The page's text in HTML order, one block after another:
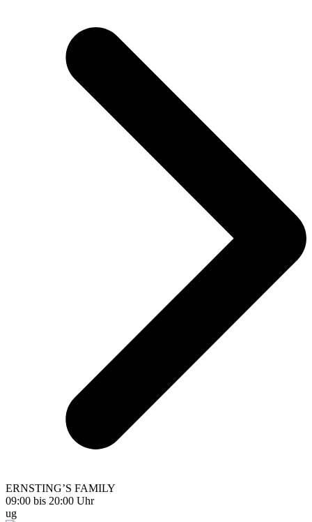
ERNSTING’S FAMILY
09:00 bis 20:00 Uhr
ug